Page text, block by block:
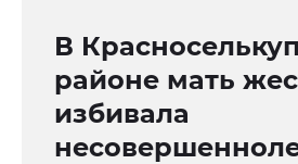
В
районе мать
избивала